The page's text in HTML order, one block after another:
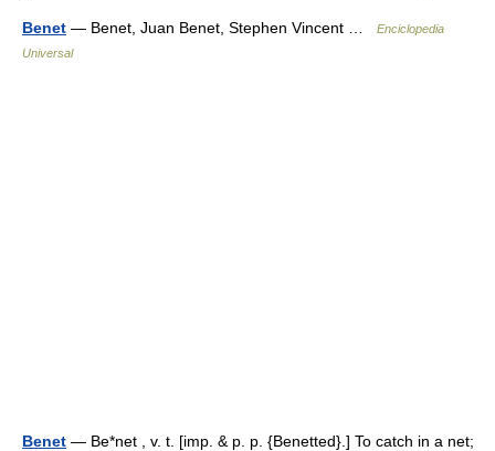
Benet — Benet, Juan Benet, Stephen Vincent …
Enciclopedia
Universal
Benet — Be*net , v. t. [imp. & p. p. {Benetted}.] To catch in a net;